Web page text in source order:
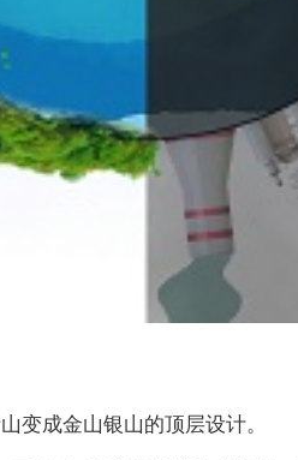
变成金山银山的顶层设计。